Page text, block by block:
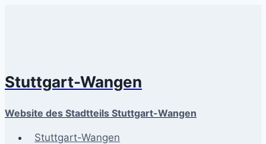
Stuttgart-Wangen
Website des Stadtteils Stuttgart-Wangen
Stuttgart-Wangen